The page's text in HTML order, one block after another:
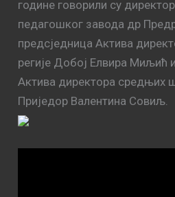
године говорили су
педагошког завода др
предсједница Актива
регије Добој Елвира Миљић
Актива директора средњих
Приједор Валентина Совиљ.